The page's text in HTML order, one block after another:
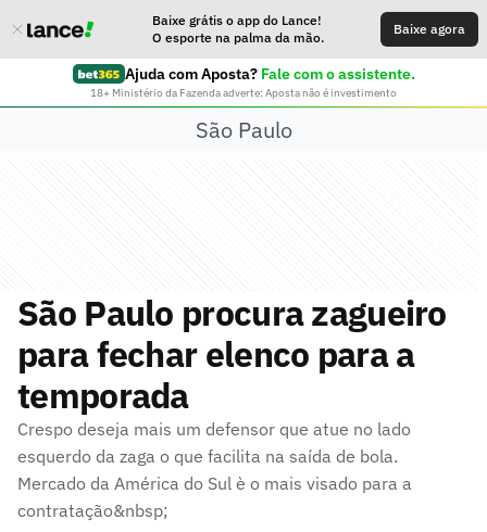
Baixe grátis o app do Lance!
O esporte na palma da mão.
Baixe agora
Ajuda com Aposta? Fale com o assistente.
18+ Ministério da Fazenda adverte: Aposta não é investimento
São Paulo
São Paulo procura zagueiro
para fechar elenco para a
temporada
Crespo deseja mais um defensor que atue no lado
esquerdo da zaga o que facilita na saída de bola.
Mercado da América do Sul è o mais visado para a
contratação&nbsp;